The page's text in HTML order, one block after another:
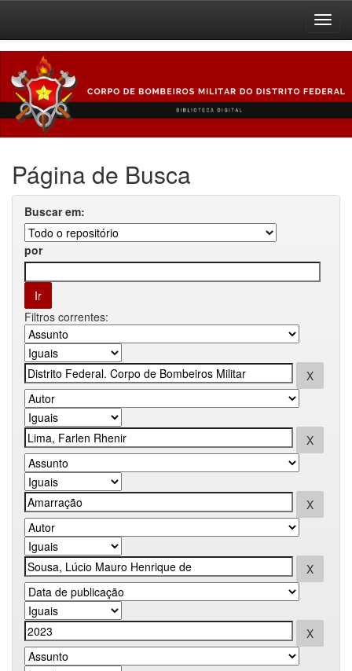
navigation
Página de Busca
Buscar em:
por
Filtros correntes: